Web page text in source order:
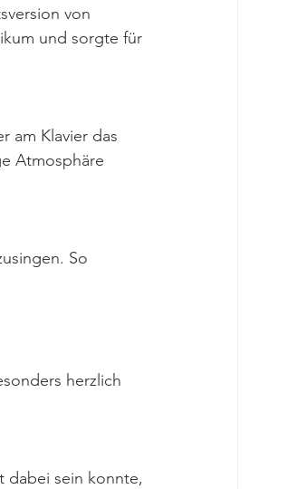
von
und sorgte für
am Klavier das
Atmosphäre
So
herzlich
dabei sein konnte,